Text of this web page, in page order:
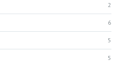
2
6
5
5